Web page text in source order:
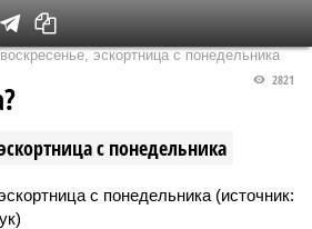
выпуск
эскортница с понедельника
с понедельника
2821